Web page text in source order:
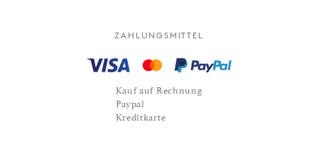
ZAHLUNGSMITTEL
Kauf auf Rechnung
Paypal
Kreditkarte